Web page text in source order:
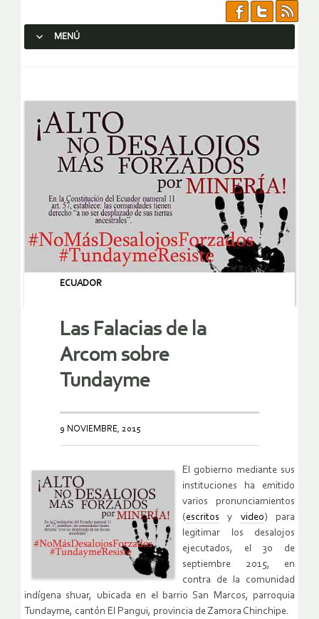
MENÚ
ECUADOR
Las Falacias de la
Arcom sobre
Tundayme
9 NOVIEMBRE, 2015
El gobierno mediante sus
instituciones ha emitido
varios pronunciamientos
(escritos y video) para
legitimar los desalojos
ejecutados, el 30 de
septiembre 2015, en
contra de la comunidad
indígena shuar, ubicada en el barrio San Marcos, parroquia
Tundayme, cantón El Pangui, provincia de Zamora Chinchipe.